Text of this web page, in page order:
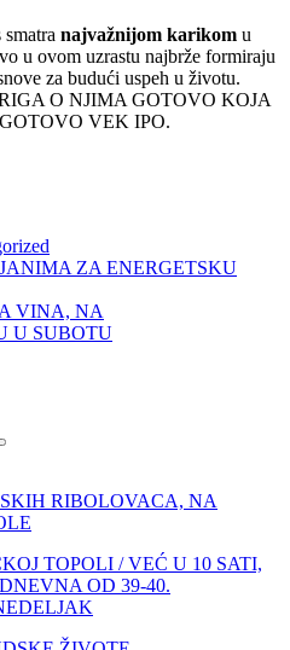
najvažnijom karikom u
u ovom uzrastu najbrže formiraju
za budući uspeh u životu.
O NJIMA GOTOVO KOJA
VEK IPO.
ZA ENERGETSKU
VINA, NA
U SUBOTU
RIBOLOVACA, NA
TOPOLI / VEĆ U 10 SATI,
OD 39-40.